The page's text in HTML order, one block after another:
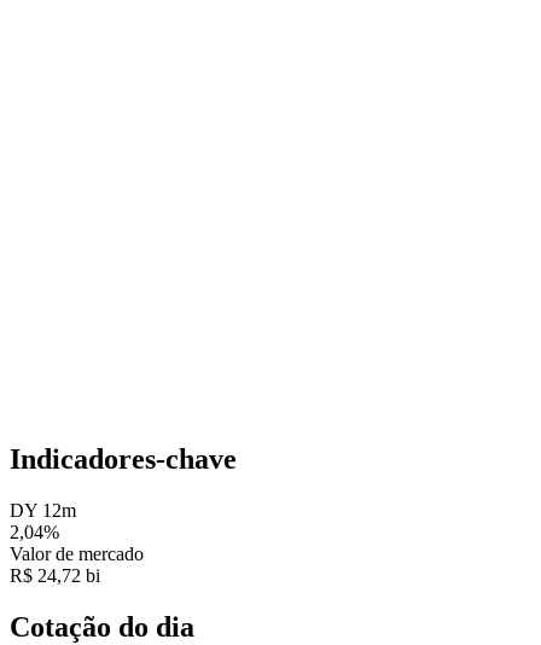
Indicadores-chave
DY 12m
2,04%
Valor de mercado
R$ 24,72 bi
Cotação do dia